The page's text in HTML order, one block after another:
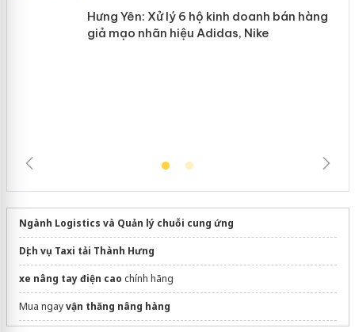
Ngành Logistics và Quản lý chuỗi cung ứng
Dịch vụ Taxi tải Thành Hưng
xe nâng tay điện cao chính hãng
Mua ngayvận thăng nâng hàng